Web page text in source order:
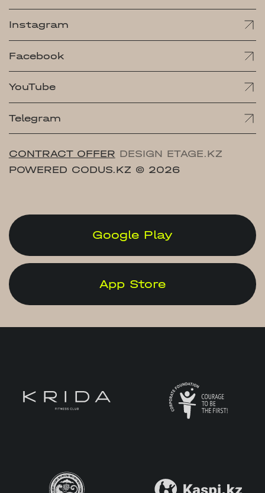
Instagram
Facebook
YouTube
Telegram
CONTRACT OFFER DESIGN ETAGE.KZ
POWERED CODUS.KZ © 2026
Google Play
App Store